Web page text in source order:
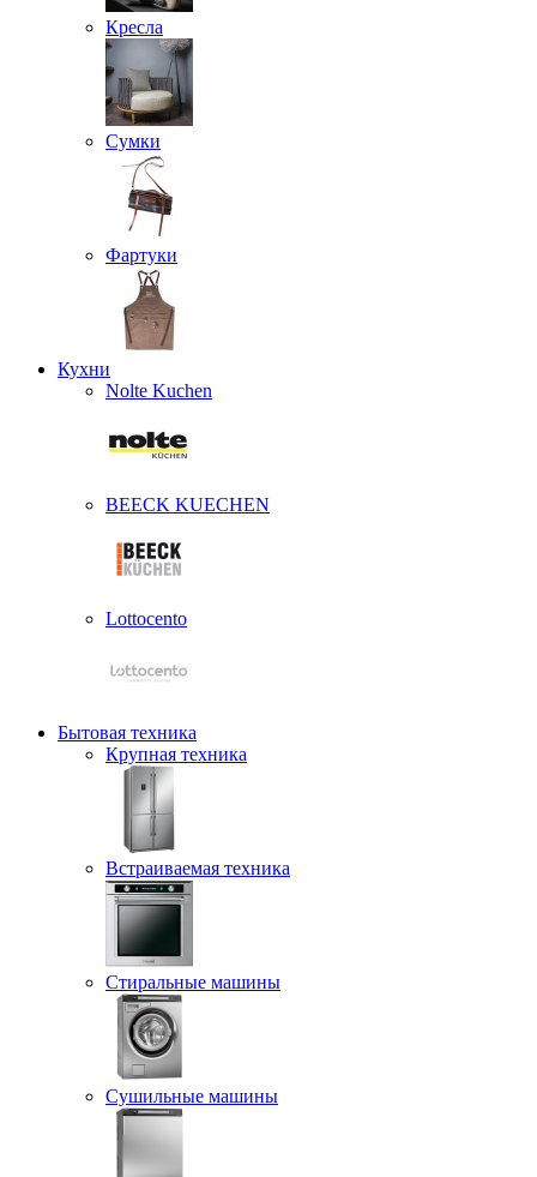
Кресла
Сумки
Фартуки
Кухни
Nolte Kuchen
BEECK KUECHEN
Lottocento
Бытовая техника
Крупная техника
Встраиваемая техника
Стиральные машины
Сушильные машины